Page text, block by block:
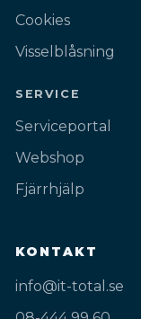
Cookies
Visselblåsning
SERVICE
Serviceportal
Webshop
Fjärrhjälp
KONTAKT
info@it-total.se